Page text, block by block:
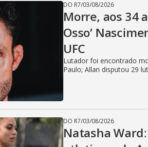
DO R7/03/08/2026
Morre, aos 34
Osso’
UFC
Lutador foi encontrado
Paulo; Allan disputou 29
DO R7/03/08/2026
Natasha